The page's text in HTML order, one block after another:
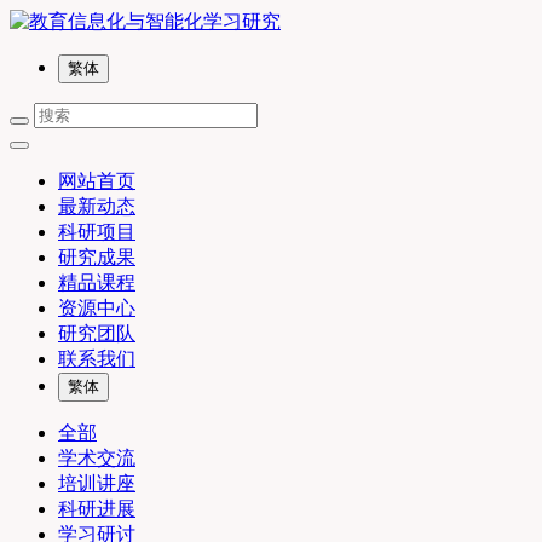
繁体
网站首页
最新动态
科研项目
研究成果
精品课程
资源中心
研究团队
联系我们
繁体
全部
学术交流
培训讲座
科研进展
学习研讨